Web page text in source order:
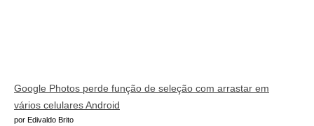
Google Photos perde função de seleção com arrastar em
vários celulares Android
por Edivaldo Brito